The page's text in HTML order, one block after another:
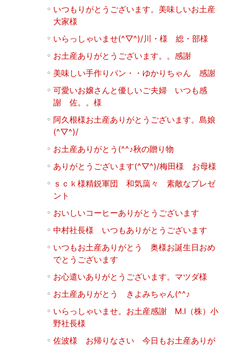
いつもりがとうございます。美味しいお土産
大家様
いらっしゃいませ(^▽^)/川・様 総・部様
お土産ありがとうございます。。感謝
美味しい手作りパン・・ゆかりちゃん 感謝
可愛いお嬢さんと優しいご夫婦 いつも感
謝 佐。。様
阿久根様お土産ありがとうございます。島娘
(^▽^)/
お土産ありがとう(^^♪秋の贈り物
ありがとうございます(^▽^)/梅田様 お母様
ｓｃｋ様精鋭軍団 和気藹々 素敵なプレゼ
ント
おいしいコーヒーありがとうございます
中村社長様 いつもありがとうございます
いつもお土産ありがとう 奥様お誕生日おめ
でとうございます
お心遣いありがとうございます。マツダ様
お土産ありがとう きよみちゃん(^^♪
いらっしゃいませ。お土産感謝 M.I（株）小
野社長様
佐波様 お帰りなさい 今日もお土産ありが